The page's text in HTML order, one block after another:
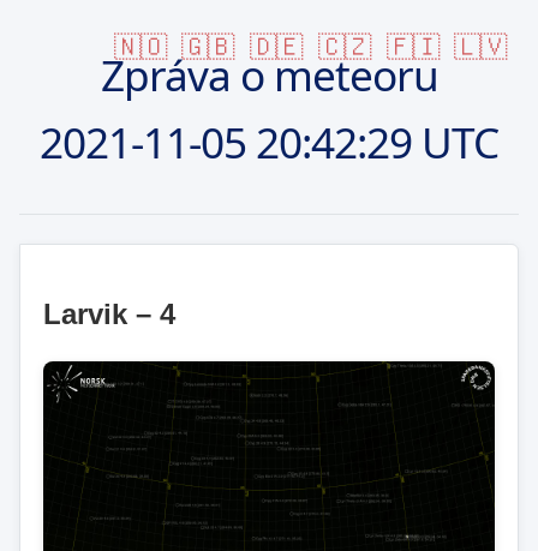
🇳🇴 🇬🇧 🇩🇪 🇨🇿 🇫🇮 🇱🇻
Zpráva o meteoru
2021-11-05 20:42:29 UTC
Larvik – 4